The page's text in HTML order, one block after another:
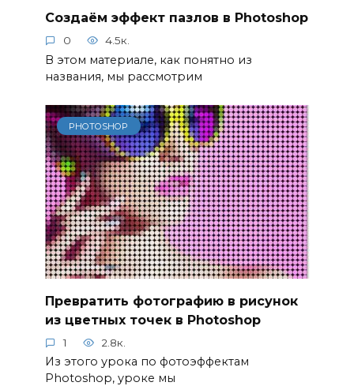
Создаём эффект пазлов в Photoshop
0 4.5к.
В этом материале, как понятно из
названия, мы рассмотрим
PHOTOSHOP
Превратить фотографию в рисунок
из цветных точек в Photoshop
1 2.8к.
Из этого урока по фотоэффектам
Photoshop, уроке мы